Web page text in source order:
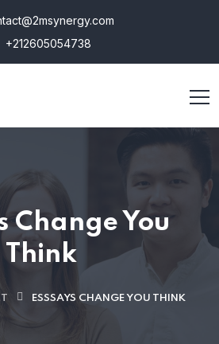
+212605054738
Change You
Think
ESSSAYS CHANGE YOU THINK